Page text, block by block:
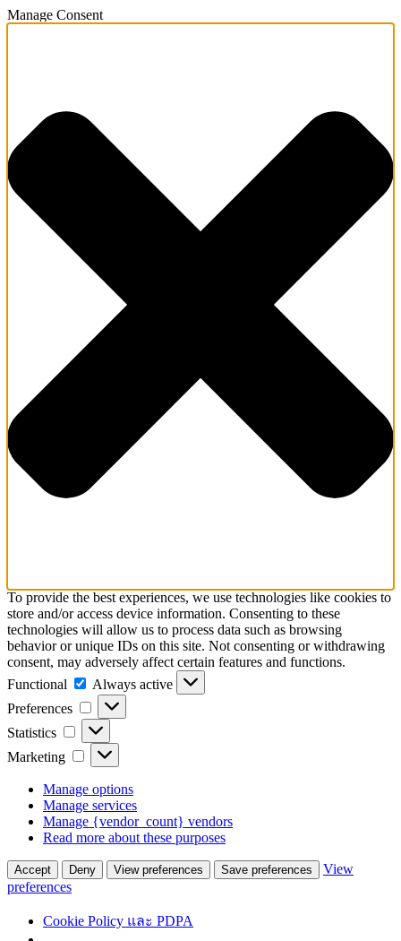
Manage Consent
To provide the best experiences, we use technologies like cookies to
store and/or access device information. Consenting to these
technologies will allow us to process data such as browsing
behavior or unique IDs on this site. Not consenting or withdrawing
consent, may adversely affect certain features and functions.
Functional
Functional
Always active
Preferences
Preferences
Statistics Statistics
Marketing Marketing
Manage options
Manage services
Manage {vendor_count} vendors
Read more about these purposes
Accept Deny View preferences Save preferences
View
preferences
Cookie Policy และ PDPA